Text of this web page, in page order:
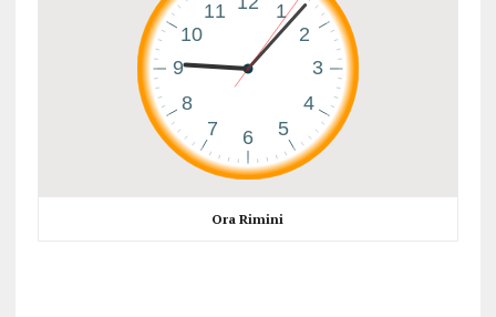
Ora Rimini